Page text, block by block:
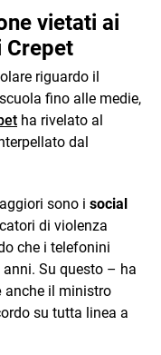
vietati ai
Crepet
riguardo il
fino alle medie,
ha rivelato al
dal
sono i social
di violenza
che i telefonini
Su questo – ha
anche il ministro
su tutta linea a